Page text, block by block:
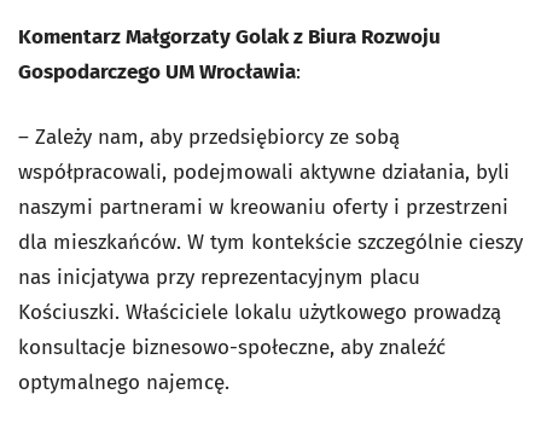
Komentarz Małgorzaty Golak z Biura Rozwoju
Gospodarczego UM Wrocławia:
– Zależy nam, aby przedsiębiorcy ze sobą
współpracowali, podejmowali aktywne działania, byli
naszymi partnerami w kreowaniu oferty i przestrzeni
dla mieszkańców. W tym kontekście szczególnie cieszy
nas inicjatywa przy reprezentacyjnym placu
Kościuszki. Właściciele lokalu użytkowego prowadzą
konsultacje biznesowo-społeczne, aby znaleźć
optymalnego najemcę.